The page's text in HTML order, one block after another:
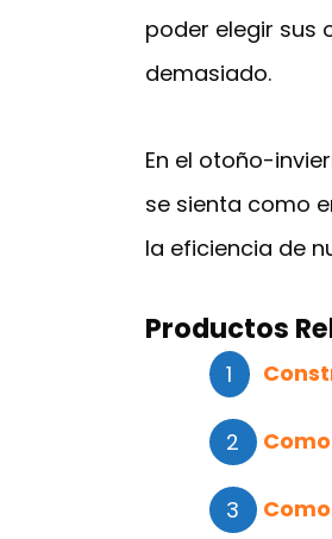
poder elegir sus
demasiado.
En el otoño-
se sienta como
la eficiencia de
Productos